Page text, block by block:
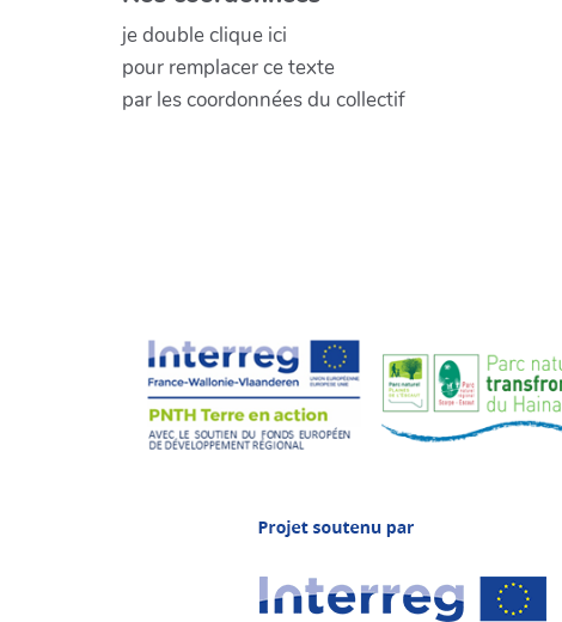
je double clique ici
pour remplacer ce texte
par les coordonnées du collectif